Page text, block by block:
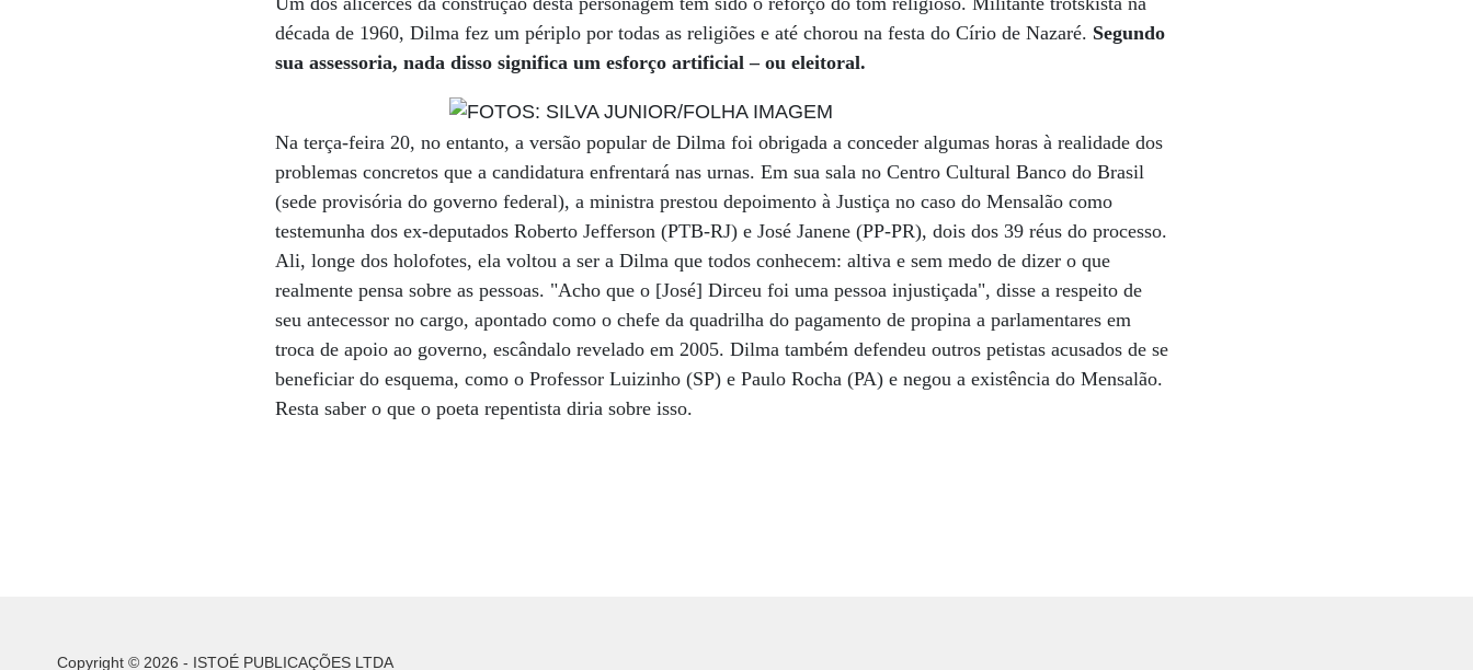
década de 1960, Dilma fez um périplo por todas as religiões e até chorou na festa do Círio de Nazaré. Segundo
sua assessoria, nada disso significa um esforço artificial – ou eleitoral.
Na terça-feira 20, no entanto, a versão popular de Dilma foi obrigada a conceder algumas horas à realidade dos
problemas concretos que a candidatura enfrentará nas urnas. Em sua sala no Centro Cultural Banco do Brasil
(sede provisória do governo federal), a ministra prestou depoimento à Justiça no caso do Mensalão como
testemunha dos ex-deputados Roberto Jefferson (PTB-RJ) e José Janene (PP-PR), dois dos 39 réus do processo.
Ali, longe dos holofotes, ela voltou a ser a Dilma que todos conhecem: altiva e sem medo de dizer o que
realmente pensa sobre as pessoas. "Acho que o [José] Dirceu foi uma pessoa injustiçada", disse a respeito de
seu antecessor no cargo, apontado como o chefe da quadrilha do pagamento de propina a parlamentares em
troca de apoio ao governo, escândalo revelado em 2005. Dilma também defendeu outros petistas acusados de se
beneficiar do esquema, como o Professor Luizinho (SP) e Paulo Rocha (PA) e negou a existência do Mensalão.
Resta saber o que o poeta repentista diria sobre isso.
Copyright © 2026 - ISTOÉ PUBLICAÇÕES LTDA